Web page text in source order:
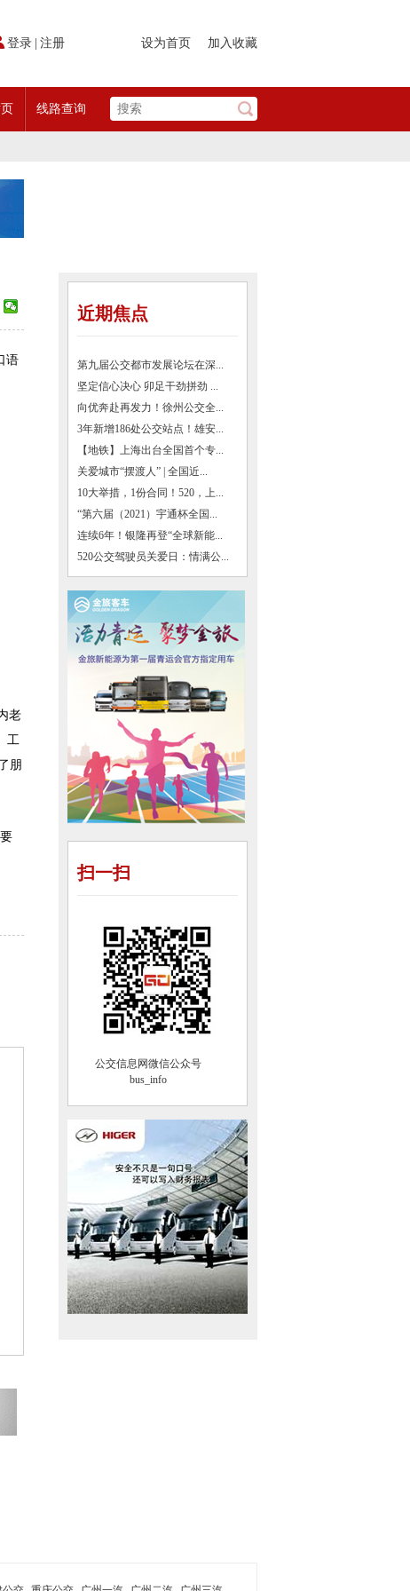
登录 注册 设为首页 加入收藏
线路查询
语
老
工
朋
近期焦点
第九届公交都市发展论坛在深...
坚定信心决心 卯足干劲拼劲 ...
向优奔赴再发力！徐州公交全...
3年新增186处公交站点！雄安...
【地铁】上海出台全国首个专...
关爱城市“摆渡人” | 全国近...
10大举措，1份合同！520，上...
“第六届（2021）宇通杯全国...
连续6年！银隆再登“全球新能...
520公交驾驶员关爱日：情满公...
扫一扫
公交信息网微信公众号
bus_info